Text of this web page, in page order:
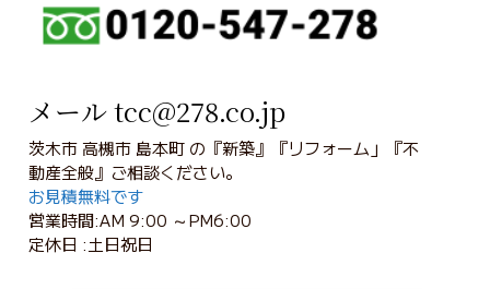
メール tcc@278.co.jp
茨木市 高槻市 島本町 の『新築』『リフォーム」『不
動産全般』ご相談ください。
お見積無料です
営業時間:AM 9:00 ～PM6:00
定休日 :土日祝日